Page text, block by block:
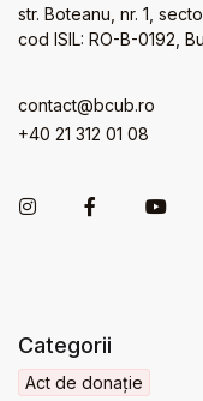
str. Boteanu, nr. 1,
cod ISIL: RO-B-0192,
contact@bcub.ro
+40 21 312 01 08
Categorii
Act de donație